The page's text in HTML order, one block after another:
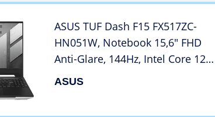
ASUS TUF Dash F15 FX517ZC-
HN051W, Notebook 15,6″ FHD
Anti-Glare, 144Hz, Intel Core 12ma
Generazione i5-12450H, RAM 8GB,
ASUS